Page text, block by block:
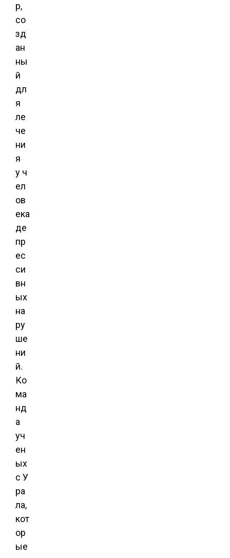
р,
со
зд
ан
ны
й
дл
я
ле
че
ни
я
у ч
ел
ов
ека
де
пр
ес
си
вн
ых
на
ру
ше
ни
й.
Ко
ма
нд
а
уч
ен
ых
с У
ра
ла,
кот
ор
ые